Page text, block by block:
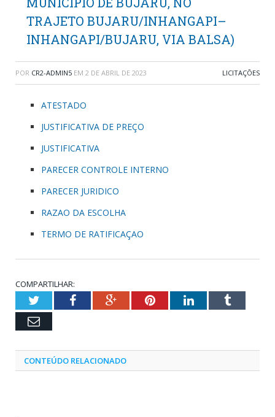
TRAJETO BUJARU/INHANGAPI–
INHANGAPI/BUJARU, VIA BALSA)
POR CR2-ADMIN5 EM 2 DE ABRIL DE 2023 LICITAÇÕES
ATESTADO
JUSTIFICATIVA DE PREÇO
JUSTIFICATIVA
PARECER CONTROLE INTERNO
PARECER JURIDICO
RAZAO DA ESCOLHA
TERMO DE RATIFICAÇAO
COMPARTILHAR:
TwitterFacebookGoogle+PinterestLinkedInTumblr
Email
CONTEÚDO RELACIONADO